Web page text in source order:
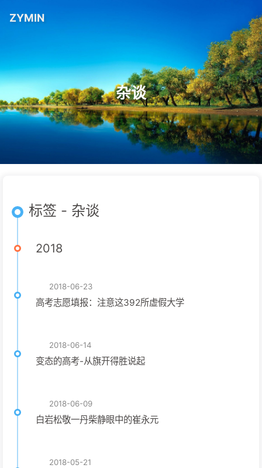
ZYMIN
杂谈
标签 - 杂谈
2018
2018-06-23
高考志愿填报：注意这392所虚假大学
2018-06-14
变态的高考-从旗开得胜说起
2018-06-09
白岩松敬一丹柴静眼中的崔永元
2018-05-21